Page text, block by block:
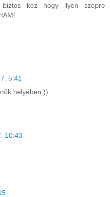
kez hogy ilyen szepre
5:41
helyében:))
10:43